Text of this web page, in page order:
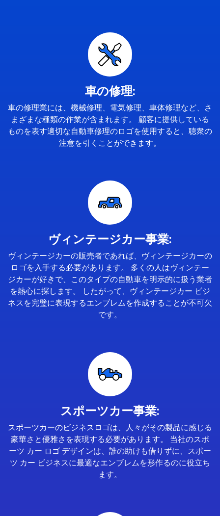
車の修理:
車の修理業には、機械修理、電気修理、車体修理など、さ
まざまな種類の作業が含まれます。 顧客に提供している
ものを表す適切な自動車修理のロゴを使用すると、聴衆の
注意を引くことができます。
ヴィンテージカー事業:
ヴィンテージカーの販売者であれば、ヴィンテージカーの
ロゴを入手する必要があります。 多くの人はヴィンテー
ジカーが好きで、このタイプの自動車を明示的に扱う業者
を熱心に探します。 したがって、ヴィンテージカー ビジ
ネスを完璧に表現するエンブレムを作成することが不可欠
です。
スポーツカー事業:
スポーツカーのビジネスロゴは、人々がその製品に感じる
豪華さと優雅さを表現する必要があります。 当社のスポ
ーツ カー ロゴ デザインは、誰の助けも借りずに、スポー
ツ カー ビジネスに最適なエンブレムを形作るのに役立ち
ます。